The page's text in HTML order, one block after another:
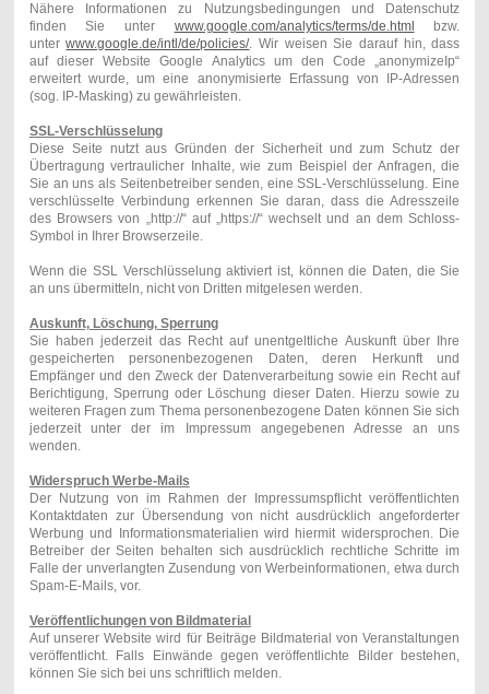
Nähere Informationen zu Nutzungsbedingungen und Datenschutz
finden Sie unter www.google.com/analytics/terms/de.html
bzw.
unterwww.google.de/intl/de/policies/. Wir weisen Sie darauf hin, dass
auf dieser Website Google Analytics um den Code „anonymizeIp“
erweitert wurde, um eine anonymisierte Erfassung von IP-Adressen
(sog. IP-Masking) zu gewährleisten.
SSL-Verschlüsselung
Diese Seite nutzt aus Gründen der Sicherheit und zum Schutz der
Übertragung vertraulicher Inhalte, wie zum Beispiel der Anfragen, die
Sie an uns als Seitenbetreiber senden, eine SSL-Verschlüsselung. Eine
verschlüsselte Verbindung erkennen Sie daran, dass die Adresszeile
des Browsers von „http://“ auf „https://“ wechselt und an dem Schloss-
Symbol in Ihrer Browserzeile.
Wenn die SSL Verschlüsselung aktiviert ist, können die Daten, die Sie
an uns übermitteln, nicht von Dritten mitgelesen werden.
Auskunft, Löschung, Sperrung
Sie haben jederzeit das Recht auf unentgeltliche Auskunft über Ihre
gespeicherten personenbezogenen Daten, deren Herkunft und
Empfänger und den Zweck der Datenverarbeitung sowie ein Recht auf
Berichtigung, Sperrung oder Löschung dieser Daten. Hierzu sowie zu
weiteren Fragen zum Thema personenbezogene Daten können Sie sich
jederzeit unter der im Impressum angegebenen Adresse an uns
wenden.
Widerspruch Werbe-Mails
Der Nutzung von im Rahmen der Impressumspflicht veröffentlichten
Kontaktdaten zur Übersendung von nicht ausdrücklich angeforderter
Werbung und Informationsmaterialien wird hiermit widersprochen. Die
Betreiber der Seiten behalten sich ausdrücklich rechtliche Schritte im
Falle der unverlangten Zusendung von Werbeinformationen, etwa durch
Spam-E-Mails, vor.
Veröffentlichungen von Bildmaterial
Auf unserer Website wird für Beiträge Bildmaterial von Veranstaltungen
veröffentlicht. Falls Einwände gegen veröffentlichte Bilder bestehen,
können Sie sich bei uns schriftlich melden.